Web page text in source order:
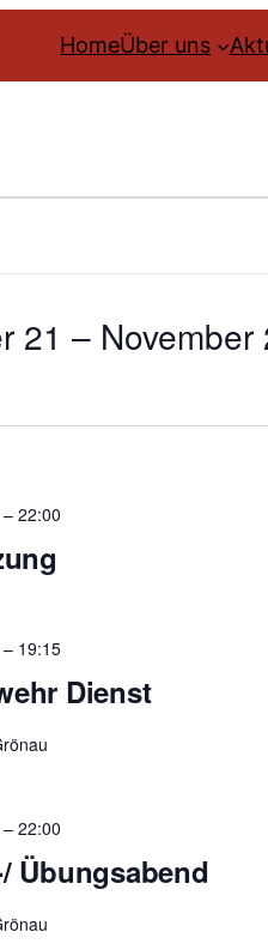
HomeÜber uns
21 – November
– 22:00
Dienst
– 19:15
Übungsabend
– 22:00